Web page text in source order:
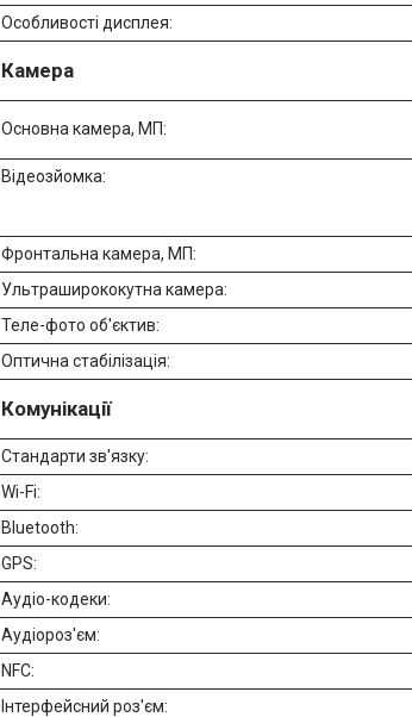
Особливості дисплея:
Камера
Основна камера, МП:
Відеозйомка:
Фронтальна камера, МП:
Ультраширококутна камера:
Теле-фото об'єктив:
Оптична стабілізація:
Комунікації
Стандарти зв'язку:
Wi-Fi:
Bluetooth:
GPS:
Аудіо-кодеки:
Аудіороз'єм:
NFC:
Інтерфейсний роз'єм: